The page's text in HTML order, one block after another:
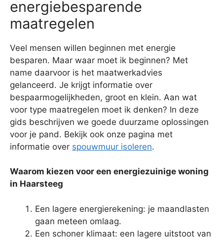
energiebesparende
maatregelen
Veel mensen willen beginnen met energie
besparen. Maar waar moet ik beginnen? Met
name daarvoor is het maatwerkadvies
gelanceerd. Je krijgt informatie over
bespaarmogelijkheden, groot en klein. Aan wat
voor type maatregelen moet ik denken? In deze
gids beschrijven we goede duurzame oplossingen
voor je pand. Bekijk ook onze pagina met
informatie over spouwmuur isoleren.
Waarom kiezen voor een energiezuinige woning
in Haarsteeg
Een lagere energierekening: je maandlasten
gaan meteen omlaag.
Een schoner klimaat: een lagere uitstoot van